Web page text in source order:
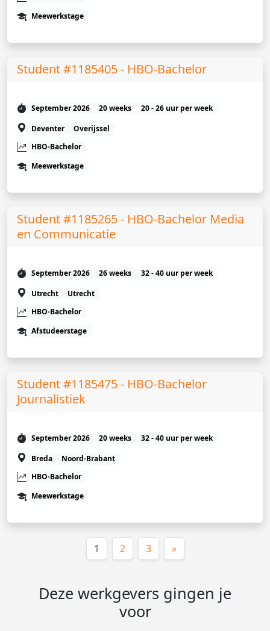
Meewerkstage
Student #1185405 - HBO-Bachelor
September 2026 20 weeks
20 - 26 uur per week
Deventer
Overijssel
HBO-Bachelor
Meewerkstage
Student #1185265 - HBO-Bachelor Media
en Communicatie
September 2026 26 weeks
32 - 40 uur per week
Utrecht
Utrecht
HBO-Bachelor
Afstudeerstage
Student #1185475 - HBO-Bachelor
Journalistiek
September 2026 20 weeks
32 - 40 uur per week
Breda
Noord-Brabant
HBO-Bachelor
Meewerkstage
1 (huidige)
2 3 »
Deze werkgevers gingen je
voor